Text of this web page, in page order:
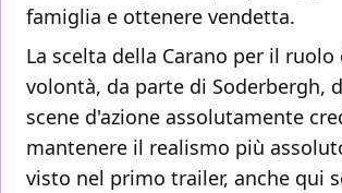
famiglia e ottenere vendetta.
La scelta della Carano per il ruolo
volontà, da parte di Soderbergh,
scene d'azione assolutamente
mantenere il realismo più
visto nel primo trailer, anche qui